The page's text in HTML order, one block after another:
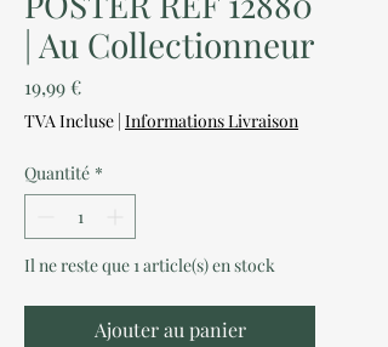
| Au Collectionneur
19,99 €Prix
TVA Incluse | Informations Livraison
Quantité *
Il ne reste que 1 article(s) en stock
Ajouter au panier